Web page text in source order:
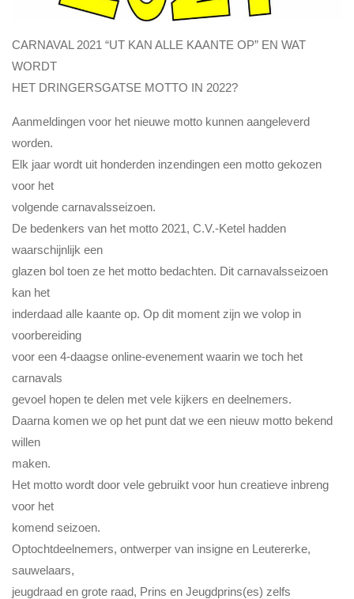
CARNAVAL 2021 “UT KAN ALLE KAANTE OP” EN WAT
WORDT
HET DRINGERSGATSE MOTTO IN 2022?
Aanmeldingen voor het nieuwe motto kunnen aangeleverd
worden.
Elk jaar wordt uit honderden inzendingen een motto gekozen
voor het
volgende carnavalsseizoen.
De bedenkers van het motto 2021, C.V.-Ketel hadden
waarschijnlijk een
glazen bol toen ze het motto bedachten. Dit carnavalsseizoen
kan het
inderdaad alle kaante op. Op dit moment zijn we volop in
voorbereiding
voor een 4-daagse online-evenement waarin we toch het
carnavals
gevoel hopen te delen met vele kijkers en deelnemers.
Daarna komen we op het punt dat we een nieuw motto bekend
willen
maken.
Het motto wordt door vele gebruikt voor hun creatieve inbreng
voor het
komend seizoen.
Optochtdeelnemers, ontwerper van insigne en Leutererke,
sauwelaars,
jeugdraad en grote raad, Prins en Jeugdprins(es) zelfs